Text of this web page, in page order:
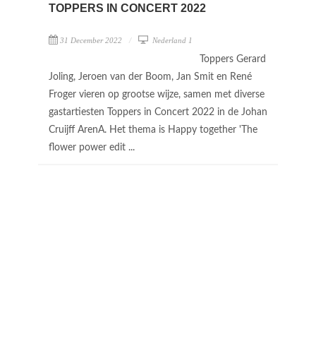
TOPPERS IN CONCERT 2022
31 December 2022 Nederland 1
Toppers Gerard
Joling, Jeroen van der Boom, Jan Smit en René
Froger vieren op grootse wijze, samen met diverse
gastartiesten Toppers in Concert 2022 in de Johan
Cruijff ArenA. Het thema is Happy together 'The
flower power edit ...